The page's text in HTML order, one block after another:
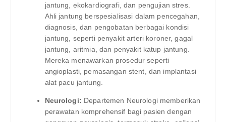
jantung, ekokardiografi, dan pengujian stres.
Ahli jantung berspesialisasi dalam pencegahan,
diagnosis, dan pengobatan berbagai kondisi
jantung, seperti penyakit arteri koroner, gagal
jantung, aritmia, dan penyakit katup jantung.
Mereka menawarkan prosedur seperti
angioplasti, pemasangan stent, dan implantasi
alat pacu jantung.
Neurologi: Departemen Neurologi memberikan
perawatan komprehensif bagi pasien dengan